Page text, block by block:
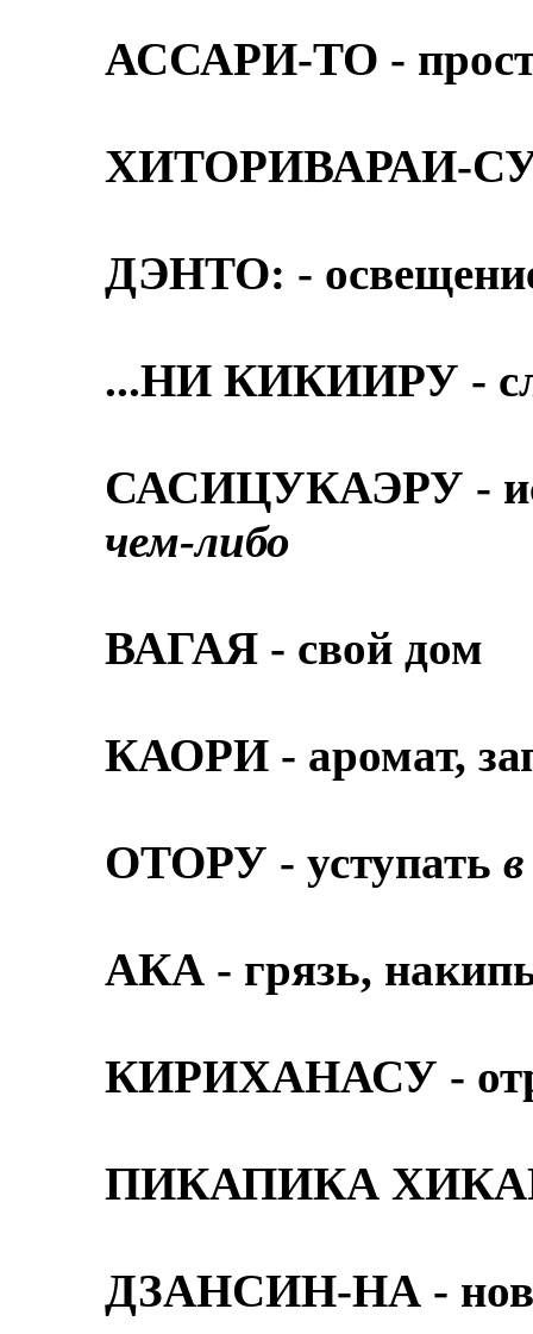
АССАРИ-ТО -
ХИТОРИВАРАИ-
ДЭНТО: -
...НИ КИКИИРУ -
САСИЦУКАЭРУ -
чем-либо
ВАГАЯ - свой дом
КАОРИ - аромат,
ОТОРУ - уступать
АКА - грязь,
КИРИХАНАСУ -
ПИКАПИКА
ДЗАНСИН-НА -